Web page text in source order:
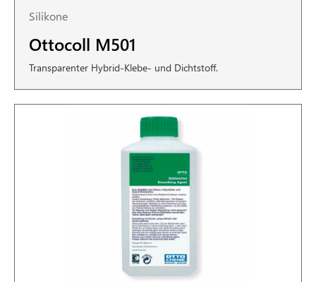
Silikone
Ottocoll M501
Transparenter Hybrid-Klebe- und Dichtstoff.